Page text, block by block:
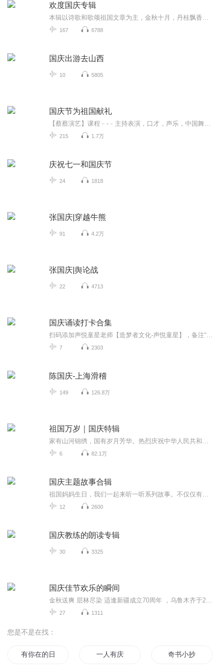
欢度国庆专辑
167 6788
国庆出游去山西
10 5805
国庆节为祖国献礼
215 1.7万
庆祝七一和国庆节
24 1818
张国庆|穿越牛熊
91 4.2万
张国庆|舆论战
22 4713
国庆诵读打卡合集
7 2303
陈国庆-上海滑稽
149 126.8万
祖国万岁｜国庆特辑
6 82.1万
国庆主题故事合辑
12 2600
国庆教练的朗读专辑
30 3325
国庆佳节欢乐的瞬间
27 1311
您是不是在找：
有你在的日子刚刚好 一人有庆 奇书小抄